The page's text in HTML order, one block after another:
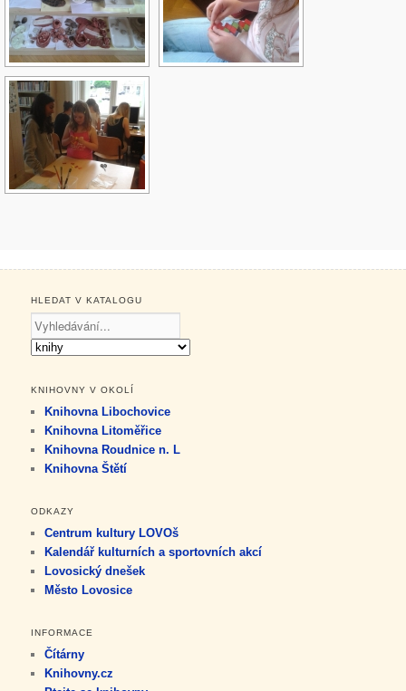
HLEDAT V KATALOGU
KNIHOVNY V OKOLÍ
Knihovna Libochovice
Knihovna Litoměřice
Knihovna Roudnice n. L
Knihovna Štětí
ODKAZY
Centrum kultury LOVOš
Kalendář kulturních a sportovních akcí
Lovosický dnešek
Město Lovosice
INFORMACE
Čítárny
Knihovny.cz